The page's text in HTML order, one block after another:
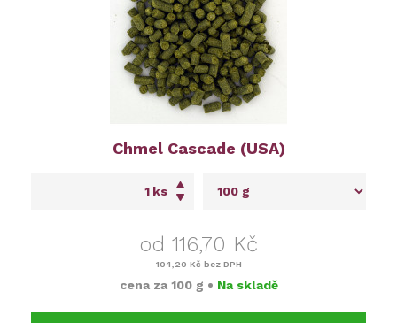
Chmel Cascade (USA)
ks
od 116,70 Kč
104,20 Kč bez DPH
cena za 100 g • Na skladě